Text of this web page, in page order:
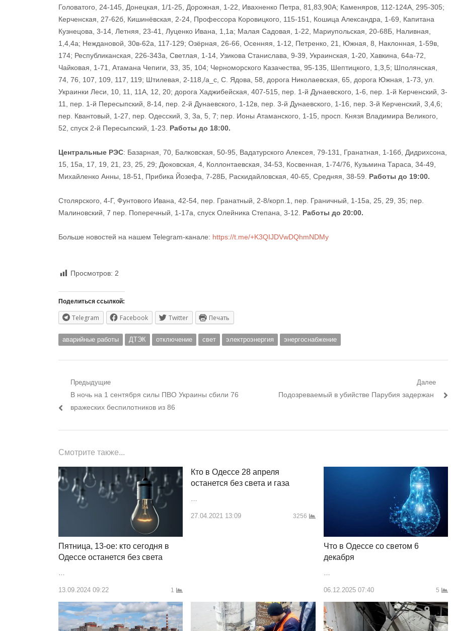
Головатого, 24-145, Донецкая, 1/1-25, Дорожная, 1-22, Ивахненко Петра, 81,83,90А; Каменяров, 112-124А, 295-305;
Керченская, 27-62б, Кишинёвская, 2-24, Профессора Коровицкого, 115-151, Кошица Александра, 1-69, Капитана
Кузнецова, 3-14, Летняя, 23-41, Луценко Ивана, 1,1а; Малая Садовая, 1-22, Мариупольская, 20-68Б, Наливная,
1,4,4а; Неждановой, 30в-62а, 117-129; Озёрная, 26-66, Осенняя, 1-12, Петренко, 21, Южная, 8, Наклонная, 1-59в,
174; Республиканская, 226-343а, Светлая, 1-14, Узикова Станислава, 9-39, Украинская, 1-20, Хавкина, 64а-72,
Чайковая, 1-71, Атамана Чепиги, 33, 35, 104; Черноморского Казачества, 95-135, Шептицкого, 1,3,5; Шполянская,
74, 76, 107, 109, 117, 119; Штилевая, 2-118,/а_с, С. Ядова, 58, дорога Николаевская, 65, дорога Южная, 1-73, ул.
Украинки Леси, 10, 11, 11А, 12, 20; дорога Хаджибейская, 407-515, пер. 1-й Дунаевского, 1-6, пер. 1-й Керченский, 3-
11, пер. 1-й Пересыпский, 8-14, пер. 2-й Дунаевского, 1-12в, пер. 3-й Дунаевского, 1-16, пер. 3-й Керченский, 3,4,6;
пер. Квантовый, 1-27, пер. Одесский, 3, 3а, 5, 7; пер. Ионы Атаманского, 1-15, просп. Князя Владимира Великого,
52, спуск 2-й Пересыпский, 1-23. Работы до 18:00.
Центральные РЭС: Базарная, 70, Балковская, 50-95, Вадатурского Алексея, 79-131, Гранатная, 1-16б, Дидрихсона,
15, 15а, 17, 19, 21, 23, 25, 29; Дюковская, 4, Коллонтаевская, 34-53, Косвенная, 1-74/76, Кузьмина Тараса, 34-49,
Михайленко Анны, 18-51, Прибика Йозефа, 7-28Б, Раскидайловская, 40-65, Средняя, ​​38-59. Работы до 19:00.
Столярского, 4-Г, Фунтового Ивана, 42-54, пер. Гранатный, 2-8/корп.1, пер. Граничный, 1-15а, 25, 29, 35; пер.
Малиновский, 7 пер. Поперечный, 1-17а, спуск Олейника Степана, 3-12. Работы до 20:00.
Больше новостей на нашем Telegram-канале: https://t.me/+K3QIJDVwDQhmNDMy
Просмотров: 2
Поделиться ссылкой:
Telegram Facebook Twitter Печать
аварийные работы ДТЭК отключение свет электроэнергия энергоснабжение
Навигация
по
Предыдущие
Предыдущий
пост:
В ночь на 1 сентября силы ПВО Украины сбили 76
вражеских беспилотников из 86
Далее
Следующий
Подозреваемый в убийстве Парубия задержан
Смотрите также...
Пятница, 13-ое: кто сегодня в
Одессе останется без света
…
13.09.2024 09:22 1
Кто в Одессе 28 апреля
останется без света и газа
…
27.04.2021 13:09 3256
Что в Одессе со светом 6
декабря
…
06.12.2025 07:40 5